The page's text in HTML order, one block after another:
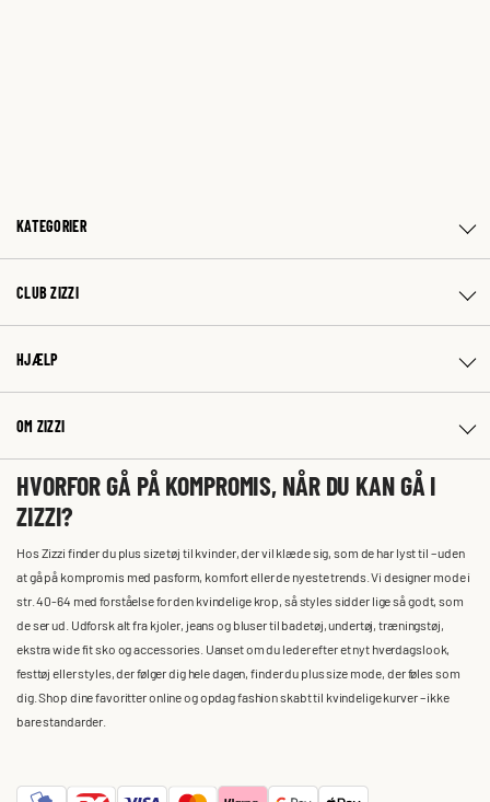
KATEGORIER
CLUB ZIZZI
HJÆLP
OM ZIZZI
HVORFOR GÅ PÅ KOMPROMIS, NÅR DU KAN GÅ I
ZIZZI?
Hos Zizzi finder du plus size tøj til kvinder, der vil klæde sig, som de har lyst til – uden
at gå på kompromis med pasform, komfort eller de nyeste trends. Vi designer mode i
str. 40-64 med forståelse for den kvindelige krop, så styles sidder lige så godt, som
de ser ud. Udforsk alt fra kjoler, jeans og bluser til badetøj, undertøj, træningstøj,
ekstra wide fit sko og accessories. Uanset om du leder efter et nyt hverdagslook,
festtøj eller styles, der følger dig hele dagen, finder du plus size mode, der føles som
dig. Shop dine favoritter online og opdag fashion skabt til kvindelige kurver – ikke
bare standarder.